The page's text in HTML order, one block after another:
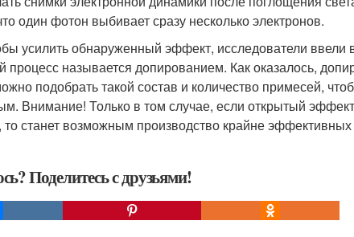
один фотон выбивает сразу несколько электронов.
усилить обнаруженный эффект, исследователи
процесс называется допированием. Как оказалось,
подобрать такой состав и количество примесей,
Внимание! Только в том случае, если открытый эффект
станет возможным производство крайне
Поделитесь с друзьями!